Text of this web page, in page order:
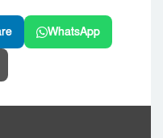
WhatsApp